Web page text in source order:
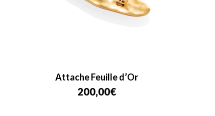
Attache Feuille d’Or
200,00€